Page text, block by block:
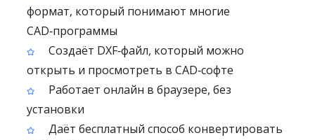
формат, который понимают многие
CAD‑программы
Создаёт DXF‑файл, который можно
открыть и просмотреть в CAD‑софте
Работает онлайн в браузере, без
установки
Даёт бесплатный способ конвертировать